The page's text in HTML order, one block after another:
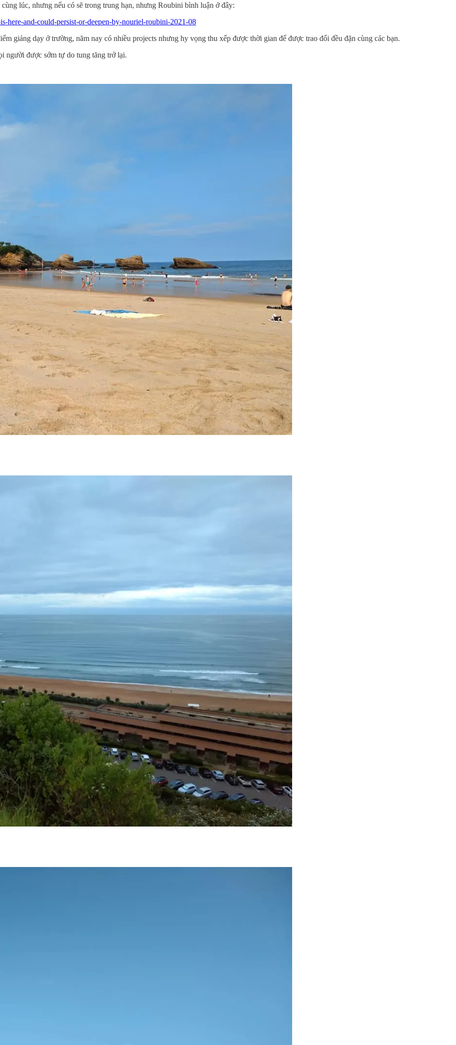
lúc, nhưng nếu có sẽ trong trung hạn, nhưng Roubini bình luận ở đây:
here-and-could-persist-or-deepen-by-nouriel-roubini-2021-08
giảng dạy ở trường, năm nay có nhiều projects nhưng hy vọng thu xếp được thời gian để được trao đổi đều đặn cùng các bạn.
người được sớm tự do tung tăng trở lại.